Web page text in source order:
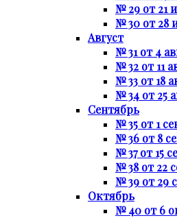
№ 29 от 21
№ 30 от 28
Август
№ 31 от 4
№ 32 от 11
№ 33 от 18
№ 34 от 25
Сентябрь
№ 35 от 1
№ 36 от 8
№ 37 от 15
№ 38 от 22
№ 39 от 29
Октябрь
№ 40 от 6